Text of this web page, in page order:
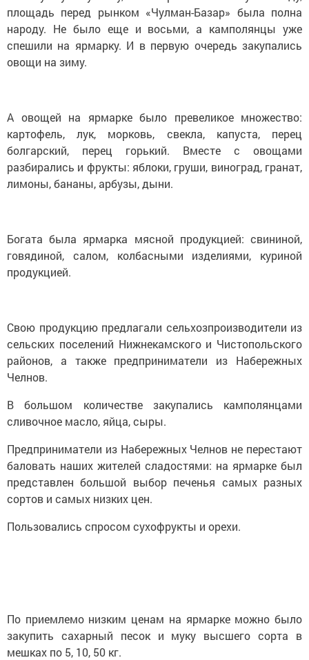
площадь перед рынком «Чулман-Базар» была полна
народу. Не было еще и восьми, а камполянцы уже
спешили на ярмарку. И в первую очередь закупались
овощи на зиму.
А овощей на ярмарке было превеликое множество:
картофель, лук, морковь, свекла, капуста, перец
болгарский, перец горький. Вместе с овощами
разбирались и фрукты: яблоки, груши, виноград, гранат,
лимоны, бананы, арбузы, дыни.
Богата была ярмарка мясной продукцией: свининой,
говядиной, салом, колбасными изделиями, куриной
продукцией.
Свою продукцию предлагали сельхозпроизводители из
сельских поселений Нижнекамского и Чистопольского
районов, а также предприниматели из Набережных
Челнов.
В большом количестве закупались камполянцами
сливочное масло, яйца, сыры.
Предприниматели из Набережных Челнов не перестают
баловать наших жителей сладостями: на ярмарке был
представлен большой выбор печенья самых разных
сортов и самых низких цен.
Пользовались спросом сухофрукты и орехи.
По приемлемо низким ценам на ярмарке можно было
закупить сахарный песок и муку высшего сорта в
мешках по 5, 10, 50 кг.